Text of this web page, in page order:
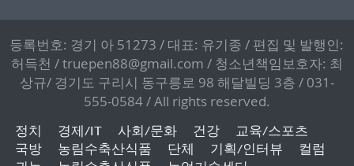
등록번호: 경기 아 51273 / 대표: 유기종 / 편집 및 발행인:
허득천 / truepen88@gmail.com / 청소년책임보호자: 최
상규/ 경기도 구리시 동구릉로 98 해달빌딩 3층 / 031-
555-0584 / All rights reserved.
정치 경제/IT 사회/문화 건강
교육/스포츠
국방
농림수축산식품 단체 기획/인터뷰
컬럼